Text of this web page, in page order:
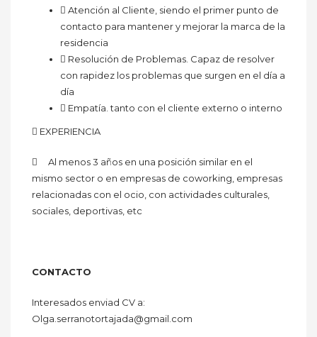
 Atención al Cliente, siendo el primer punto de
contacto para mantener y mejorar la marca de la
residencia
 Resolución de Problemas. Capaz de resolver
con rapidez los problemas que surgen en el día a
día
 Empatía. tanto con el cliente externo o interno
 EXPERIENCIA
 Al menos 3 años en una posición similar en el
mismo sector o en empresas de coworking, empresas
relacionadas con el ocio, con actividades culturales,
sociales, deportivas, etc
CONTACTO
Interesados enviad CV a:
Olga.serranotortajada@gmail.com